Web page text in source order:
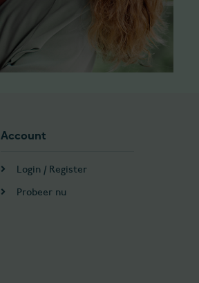
Account
Login / Register
Probeer nu